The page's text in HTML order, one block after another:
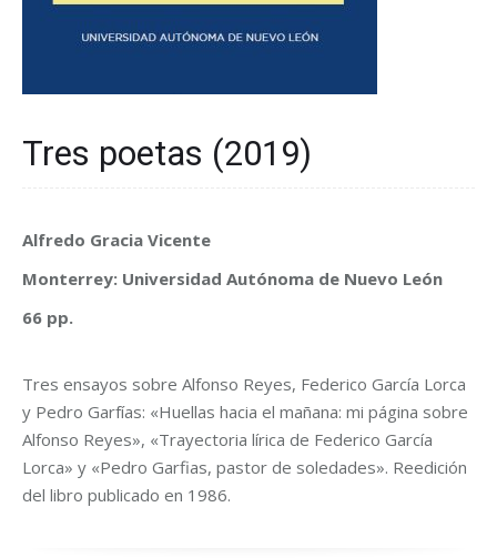
Tres poetas (2019)
Alfredo Gracia Vicente
Monterrey: Universidad Autónoma de Nuevo León
66 pp.
Tres ensayos sobre Alfonso Reyes, Federico García Lorca
y Pedro Garfías: «Huellas hacia el mañana: mi página sobre
Alfonso Reyes», «Trayectoria lírica de Federico García
Lorca» y «Pedro Garfias, pastor de soledades». Reedición
del libro publicado en 1986.